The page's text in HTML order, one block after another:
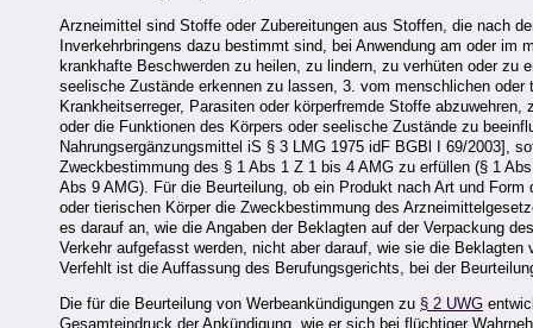
Arzneimittel sind Stoffe oder Zubereitungen aus Stoffen, die nach
Inverkehrbringens dazu bestimmt sind, bei Anwendung am oder im
krankhafte Beschwerden zu heilen, zu lindern, zu verhüten oder zu
seelische Zustände erkennen zu lassen, 3. vom menschlichen
Krankheitserreger, Parasiten oder körperfremde Stoffe
oder die Funktionen des Körpers oder seelische Zustände zu
Nahrungsergänzungsmittel iS § 3 LMG 1975 idF BGBl I 69/2003],
Zweckbestimmung des § 1 Abs 1 Z 1 bis 4 AMG zu erfüllen (§ 1
Abs 9 AMG). Für die Beurteilung, ob ein Produkt nach Art und
oder tierischen Körper die Zweckbestimmung des
es darauf an, wie die Angaben der Beklagten auf der Verpackung
Verkehr aufgefasst werden, nicht aber darauf, wie sie die
Verfehlt ist die Auffassung des Berufungsgerichts, bei der
Die für die Beurteilung von Werbeankündigungen zu § 2 UWG
Gesamteindruck der Ankündigung, wie er sich bei flüchtiger